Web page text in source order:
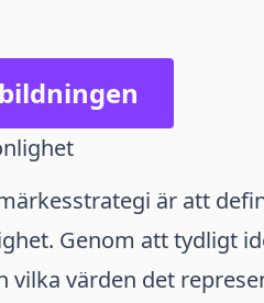
är att
Genom att tydligt
värden det